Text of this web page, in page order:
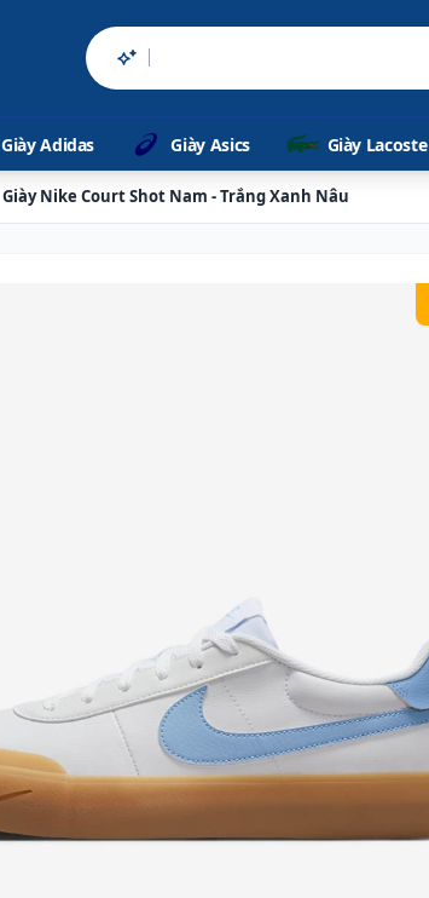
Sản phẩm chính
Giày Adidas Giày Asics Giày Lacoste
Giày Nike Court Shot Nam - Trắng Xanh Nâu